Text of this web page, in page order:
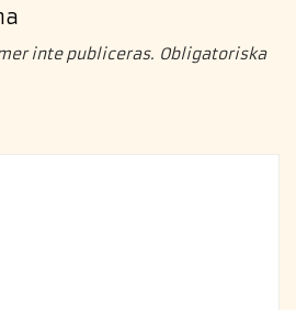
inte publiceras. Obligatoriska